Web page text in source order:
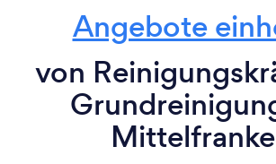
Angebote
von